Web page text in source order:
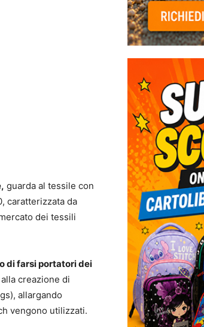
guarda al tessile con
caratterizzata da
dei tessili
di farsi portatori dei
creazione di
allargando
vengono utilizzati.